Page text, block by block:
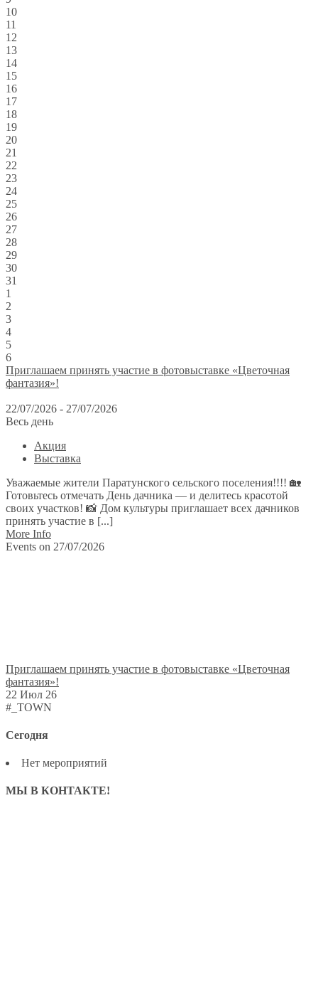
10
11
12
13
14
15
16
17
18
19
20
21
22
23
24
25
26
27
28
29
30
31
1
2
3
4
5
6
Приглашаем принять участие в фотовыставке «Цветочная
фантазия»!
22/07/2026 - 27/07/2026
Весь день
Акция
Выставка
Уважаемые жители Паратунского сельского поселения!!!! 🏡
Готовьтесь отмечать День дачника — и делитесь красотой
своих участков! 📸 Дом культуры приглашает всех дачников
принять участие в [...]
More Info
Events on 27/07/2026
Приглашаем принять участие в фотовыставке «Цветочная
фантазия»!
22 Июл 26
#_TOWN
Сегодня
Нет мероприятий
МЫ В КОНТАКТЕ!